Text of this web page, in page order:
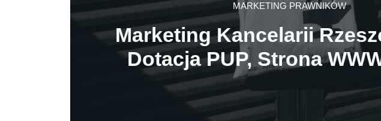
MARKETING PRAWNIKÓW
Marketing Kancelarii
Dotacja PUP, Strona